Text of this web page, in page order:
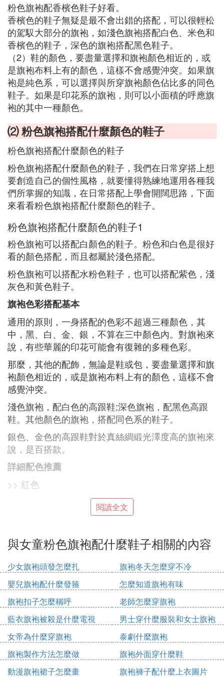
粉色旗袍配香檳色鞋子好看。
香檳色的鞋子無疑是最不會出錯的搭配，可以很輕松
的駕馭大部分的旗袍，如淺色旗袍搭配白色、米色和
香檳色的鞋子，深色的旗袍搭配黑色鞋子。
（2）鞋的顏色，要盡量選擇和旗袍顏色相近的，或
是旗袍布料上有的顏色，這樣不會感覺沖突。如果旗
袍是純色系，可以選擇與所穿旗袍顏色佔比多的同色
鞋子。如果是印花系的旗袍，則可以小面積的呼應旗
袍的其中一種顏色。
⑵ 粉色旗袍搭配什麼顏色的鞋子
粉色旗袍搭配什麼顏色的鞋子
粉色旗袍搭配什麼顏色的鞋子，我們在日常穿搭上想
要創造自己的個性風格，就要懂得熟練地運用各種我
們所掌握的知識，在日常搭配上學會開闊思路，下面
來看看粉色旗袍搭配什麼顏色的鞋子。
粉色旗袍搭配什麼顏色的鞋子1
粉色旗袍可以搭配白顏色的鞋子。粉色和白色是很好
看的顏色搭配，而且都屬於淺色搭配。
粉色旗袍可以搭配水粉色鞋子，也可以搭配紫色，淺
灰色和黃色鞋子。
旗袍色彩搭配基本
通用的原則，一身搭配的色彩不超過三種顏色，其
中，黑、白、金、銀，不算在三中顏色內。對旗袍來
說，有些華麗的印花可能會有復雜的多種色彩。
那麼，其他的配飾，無論是鞋或包，要盡量選擇和旗
袍顏色相近的，或是旗袍布料上有的顏色，這樣不會
感覺沖突。
淺色旗袍，配白色的高跟鞋;深色旗袍，配黑色高跟
鞋。其他顏色的旗袍，搭配同色系的鞋子。
銀色、金色的高跟鞋對於真絲綢緞光澤度高的旗袍來
說，是百搭款。
詳細配色推薦
>> 紅色
紅色能夠帶來時尚卻性感的味道，但是切記避免同色
系的搭配，可以選擇粉紅、橘色、黑白灰或是海軍藍
推薦搭配：粉紅、黑灰白、少量橙色、天空藍、海軍
不宜搭配：全紅色系
>>黃色
黃色可以搭配任何的藍色、黑白或是綠色，和紫色的
對比穿搭可能會太過大膽並不是人人適合。
另外，黃色也不適合偏冷色調的白皙膚色，黃色可能
會讓你的肌膚更顯蒼白。但偏暖調的膚色，完全可以
穿著一些偏暖的日光黃色調讓你膚色更加提亮。
閱讀全文
與女童粉色旗袍配什麼鞋子相關的內容
少女旗袍頭發怎麼扎
旗袍冬天怎麼穿不冷
嬰兒旗袍配什麼發箍
怎麼知道旗袍有味
旗袍扣子怎麼稱呼
老師怎麼穿旗袍
藍衣旗袍被殺是什麼電視
男士穿什麼服裝和女士旗袍
搭配圖片欣賞
女帝為什麼穿旗袍
泰劇什麼旗袍
旗袍製作方法怎麼做
旗袍外面穿什麼鞋
動漫旗袍裙子怎麼畫
旗袍褲子配什麼上衣圖片